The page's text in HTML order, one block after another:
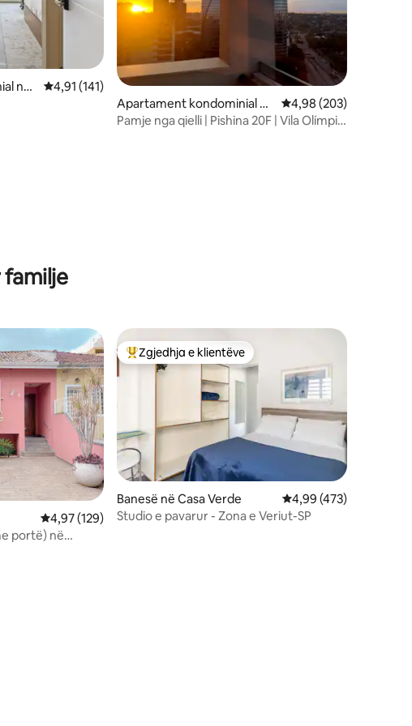
në
Vlerësimi mesatar 4,91 nga 5, 141 vlerësime
4,91 (141)
Apartament kondominial në
Itaim Bibi
Vlerësimi mesatar
4,98 (203)
Pamje nga qielli | Pishina 20F | Vila Olímpia
Vlerësimi mesatar 4,97 nga 5, 129 vlerësime
4,97 (129)
portë) në
Më të mirat e zgjedhjeve të klientëve
Zgjedhja e klientëve
Banesë në Casa Verde Vlerësimi mesatar
4,99 (473)
Studio e pavarur - Zona e Veriut-SP